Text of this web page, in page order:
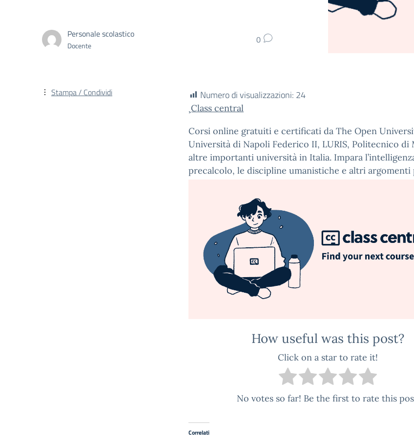
Personale scolastico
Docente 0
Numero di visualizzazioni: 24
¸Class central
Corsi online gratuiti e certificati da The Open
Università di Napoli Federico II, LURIS, Politecnico di
altre importanti università in Italia. Impara
precalcolo, le discipline umanistiche e altri argomenti
How useful was this post?
Click on a star to rate it!
No votes so far! Be the first to rate this
Correlati
Stampa / Condividi